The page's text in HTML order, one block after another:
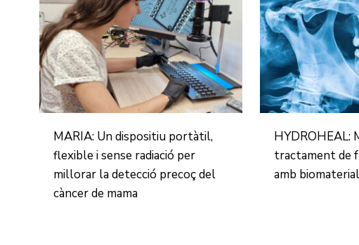
MARIA: Un dispositiu portàtil,
flexible i sense radiació per
millorar la detecció precoç del
càncer de mama
HYDROHEAL:
tractament de
amb